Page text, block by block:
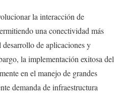
la interacción de
una conectividad más
de aplicaciones y
la implementación exitosa del
en el manejo de grandes
demanda de infraestructura